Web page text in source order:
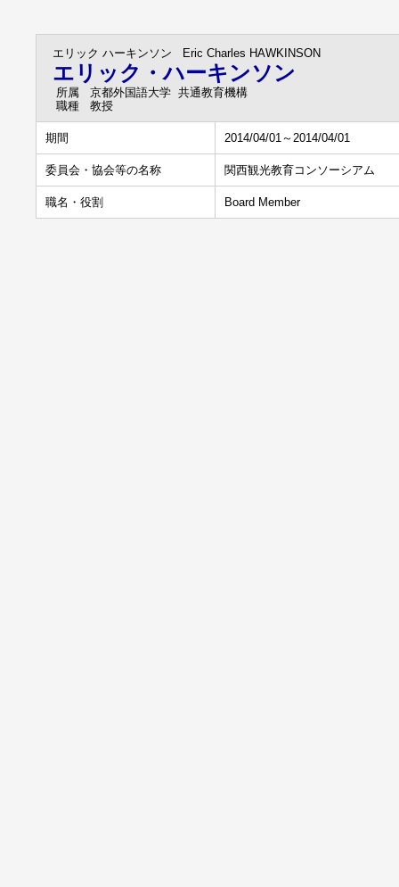
エリック ハーキンソン Eric Charles HAWKINSON
エリック・ハーキンソン
所属
京都外国語大学 共通教育機構
職種
教授
期間 2014/04/01～2014/04/01
委員会・協会等の名称 関西観光教育コンソーシアム
職名・役割 Board Member